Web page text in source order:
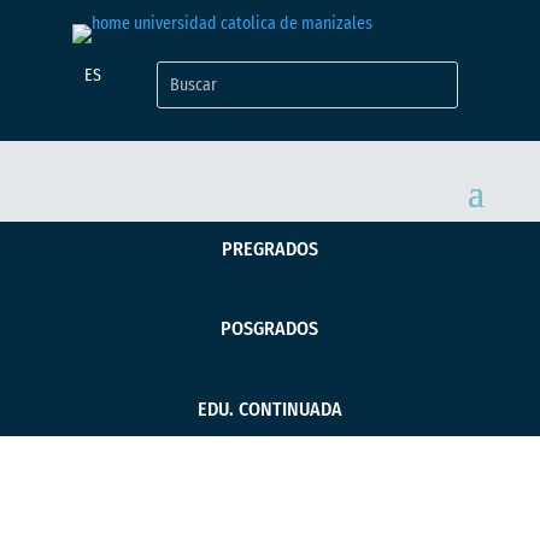
ES
PREGRADOS
POSGRADOS
EDU. CONTINUADA